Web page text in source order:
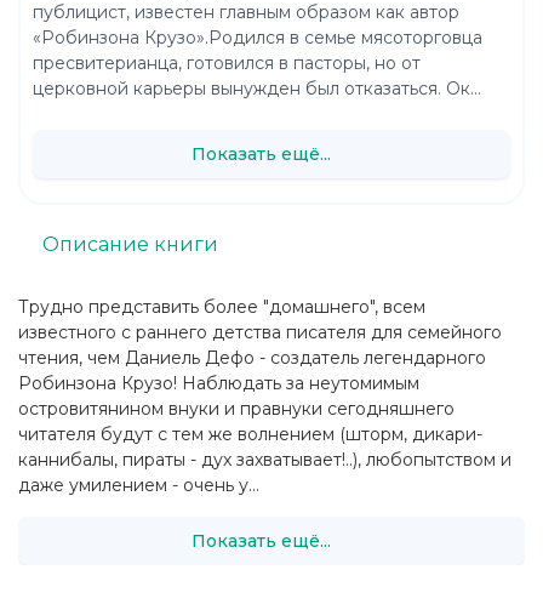
Трудно представить более "домашнего", всем
известного с раннего детства писателя для семейного
чтения, чем Даниель Дефо - создатель легендарного
Робинзона Крузо! Наблюдать за неутомимым
островитянином внуки и правнуки сегодняшнего
читателя будут с тем же волнением (шторм, дикари-
каннибалы, пираты - дух захватывает!..), любопытством и
даже умилением - очень у...
Показать ещё...
Описание книги
публицист, известен главным образом как автор
«Робинзона Крузо».Родился в семье мясоторговца
пресвитерианца, готовился в пасторы, но от
церковной карьеры вынужден был отказаться. Ок...
Показать ещё...